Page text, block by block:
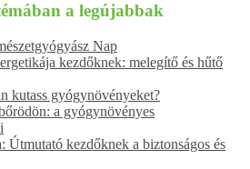
a legújabbak
Nap
kezdőknek: melegítő és hűtő
kutass gyógynövényeket?
a gyógynövényes
Útmutató kezdőknek a biztonságos és